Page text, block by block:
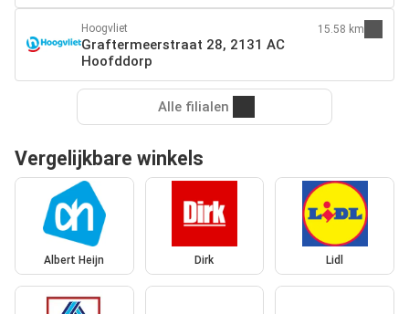
Hoogvliet
Graftermeerstraat 28, 2131 AC
Hoofddorp
15.58 km
Alle filialen
Vergelijkbare winkels
Albert Heijn Dirk Lidl